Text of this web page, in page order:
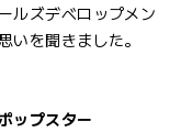
ルズデベロップメン
いを聞きました。
ップスター